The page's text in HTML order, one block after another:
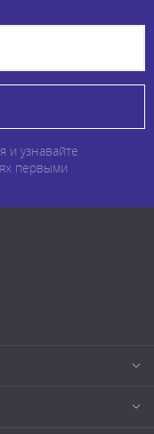
узнавайте
первыми